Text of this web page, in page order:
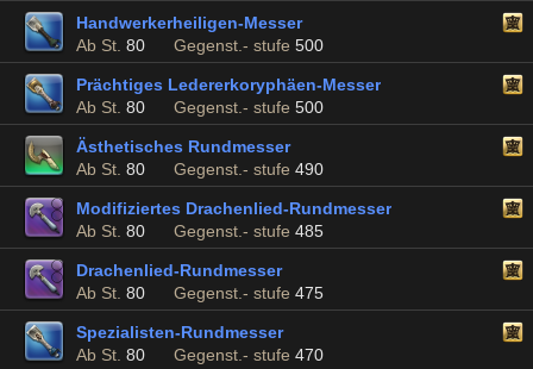
Handwerkerheiligen-Messer
Ab St. 80 Gegenst.- stufe 500
Prächtiges Ledererkoryphäen-Messer
Ab St. 80 Gegenst.- stufe 500
Ästhetisches Rundmesser
Ab St. 80 Gegenst.- stufe 490
Modifiziertes Drachenlied-Rundmesser
Ab St. 80 Gegenst.- stufe 485
Drachenlied-Rundmesser
Ab St. 80 Gegenst.- stufe 475
Spezialisten-Rundmesser
Ab St. 80 Gegenst.- stufe 470